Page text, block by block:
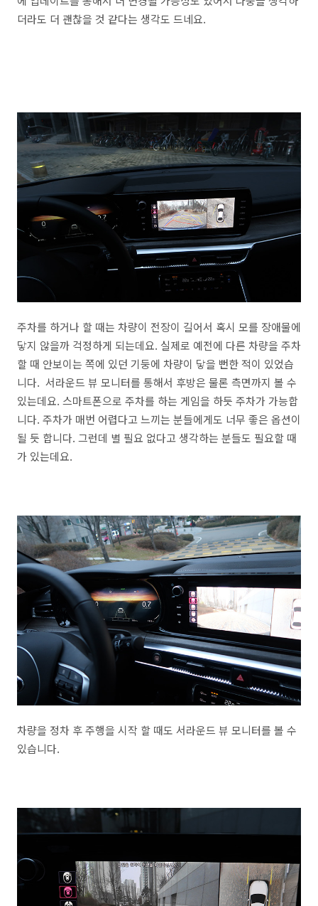
더라도 더 괜찮을 것 같다는 생각도 드네요.
주차를 하거나 할 때는 차량이 전장이 길어서 혹시 모를 장애물에
닿지 않을까 걱정하게 되는데요. 실제로 예전에 다른 차량을 주차
할 때 안보이는 쪽에 있던 기둥에 차량이 닿을 뻔한 적이 있었습
니다. 서라운드 뷰 모니터를 통해서 후방은 물론 측면까지 볼 수
있는데요. 스마트폰으로 주차를 하는 게임을 하듯 주차가 가능합
니다. 주차가 매번 어렵다고 느끼는 분들에게도 너무 좋은 옵션이
될 듯 합니다. 그런데 별 필요 없다고 생각하는 분들도 필요할 때
가 있는데요.
차량을 정차 후 주행을 시작 할 때도 서라운드 뷰 모니터를 볼 수
있습니다.